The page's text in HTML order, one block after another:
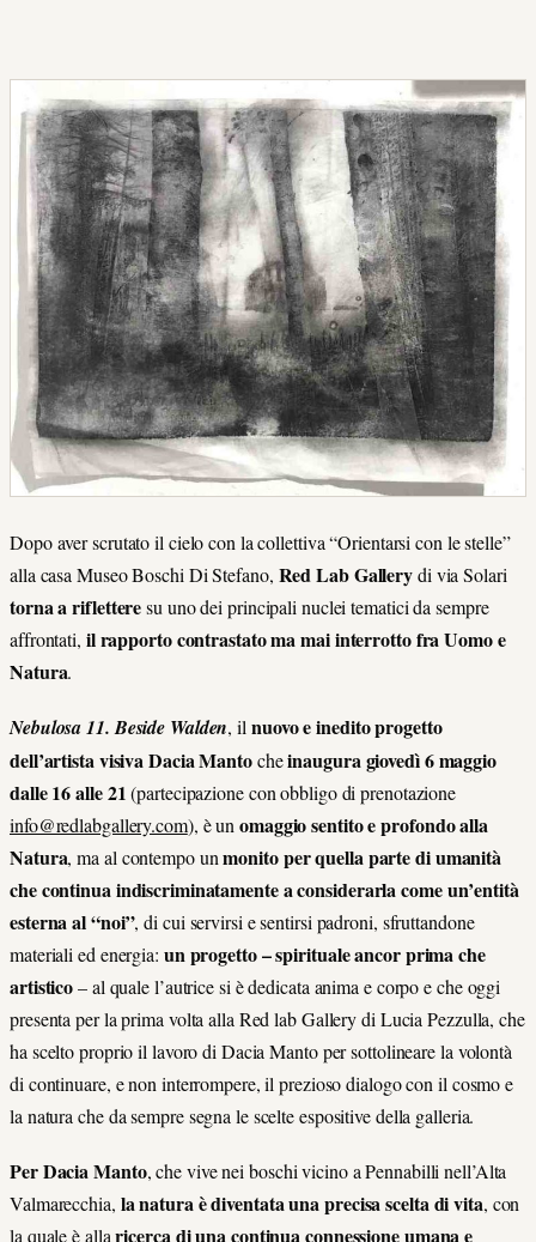
Dopo aver scrutato il cielo con la collettiva “Orientarsi con le stelle”
alla casa Museo Boschi Di Stefano, Red Lab Gallerydi via Solari
torna a rifletteresu uno dei principali nuclei tematici da sempre
affrontati, il rapporto contrastato ma mai interrotto fra Uomo e
Natura.
Nebulosa 11. Beside Walden, il nuovo e inedito progetto
dell’artista visiva Dacia Mantocheinauguragiovedì6 maggio
dalle 16 alle 21(partecipazione con obbligo di prenotazione
info@redlabgallery.com), è unomaggio sentito e profondo alla
Natura, ma al contempo unmonito per quella parte di umanità
che continua indiscriminatamente a considerarla come un’entità
esterna al “noi”, di cui servirsi e sentirsi padroni, sfruttandone
materiali ed energia: un progetto – spirituale ancor prima che
artistico– al quale l’autrice si è dedicata anima e corpo e che oggi
presenta per la prima volta alla Red lab Gallery di Lucia Pezzulla, che
ha scelto proprio il lavoro di Dacia Manto per sottolineare la volontà
di continuare, e non interrompere, il prezioso dialogo con il cosmo e
la natura che da sempre segna le scelte espositive della galleria.
Per Dacia Manto, che vive nei boschi vicino a Pennabilli nell’Alta
Valmarecchia, la natura è diventata una precisa scelta di vita, con
la quale è allaricerca di una continua connessione umana e